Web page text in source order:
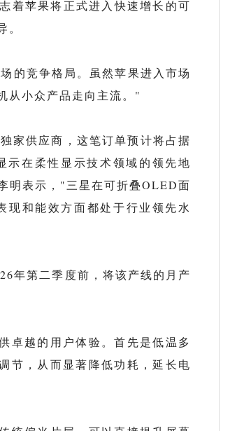
着苹果将正式进入快速增长的可
的竞争格局。虽然苹果进入市场
从小众产品走向主流。"
家供应商，这笔订单预计将占据
示在柔性显示技术领域的领先地
明表示，"三星在可折叠OLED面
现和能效方面都处于行业领先水
年第二季度前，将该产线的月产
卓越的用户体验。首先是低温多
节，从而显著降低功耗，延长电